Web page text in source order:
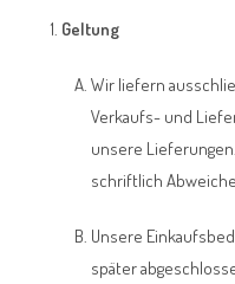
Geltung
Wir liefern
Verkaufs- und
unsere
schriftlich
Unsere
später